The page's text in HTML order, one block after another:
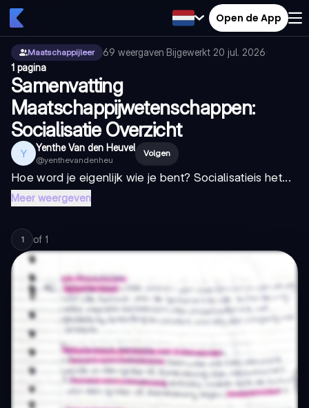
Open de App
Maatschappijleer 69 weergaven·Bijgewerkt 20 jul. 2026·
1 pagina
Samenvatting
Maatschappijwetenschappen:
Socialisatie Overzicht
Y Yenthe Van den Heuvel
@yenthevandenheu
Volgen
Hoe word je eigenlijk wie je bent? Socialisatieis het...
Meer weergeven
1 of 1